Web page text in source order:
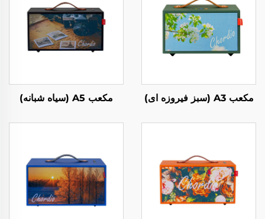
مکعب A3 (سبز فیروزه ای) مکعب A5 (سیاه شبانه)